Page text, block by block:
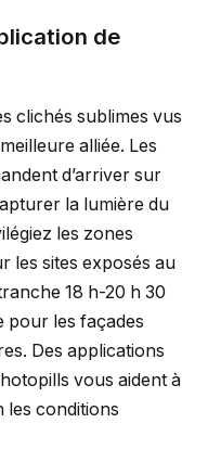
de
clichés sublimes vus
alliée. Les
d’arriver sur
la lumière du
les zones
les sites exposés au
18 h-20 h 30
pour les façades
Des applications
vous aident à
les conditions